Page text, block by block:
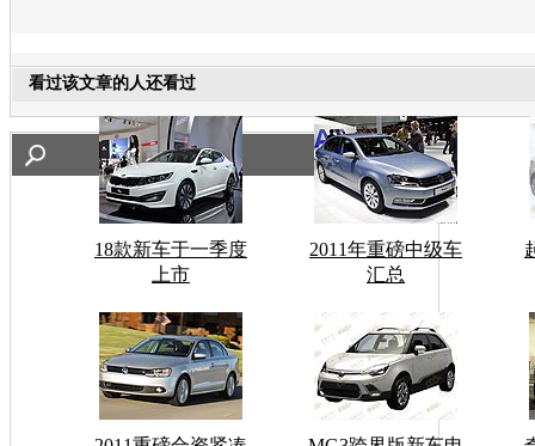
看过该文章的人还看过
18款新车于一季度
上市
2011年重磅中级车
汇总